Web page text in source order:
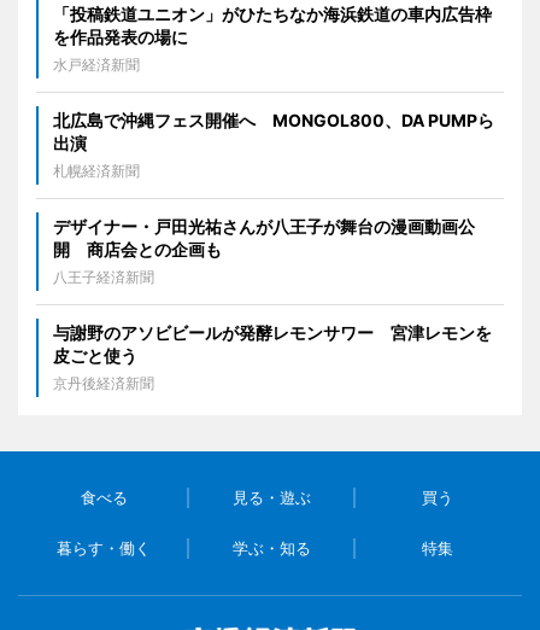
「投稿鉄道ユニオン」がひたちなか海浜鉄道の車内広告枠
を作品発表の場に
水戸経済新聞
北広島で沖縄フェス開催へ MONGOL800、DA PUMPら
出演
札幌経済新聞
デザイナー・戸田光祐さんが八王子が舞台の漫画動画公
開 商店会との企画も
八王子経済新聞
与謝野のアソビビールが発酵レモンサワー 宮津レモンを
皮ごと使う
京丹後経済新聞
食べる 見る・遊ぶ 買う
暮らす・働く 学ぶ・知る 特集